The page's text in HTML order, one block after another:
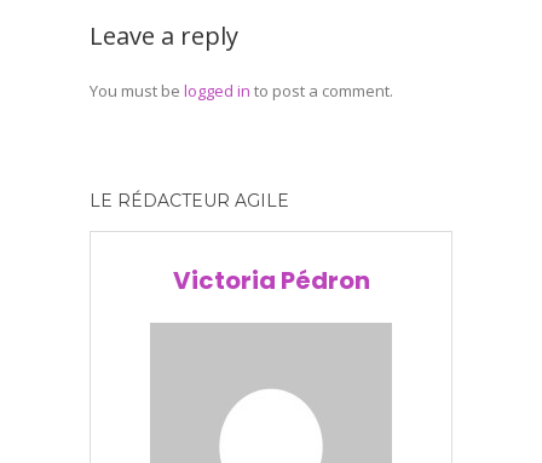
Leave a reply
You must be logged in to post a comment.
LE RÉDACTEUR AGILE
Victoria Pédron